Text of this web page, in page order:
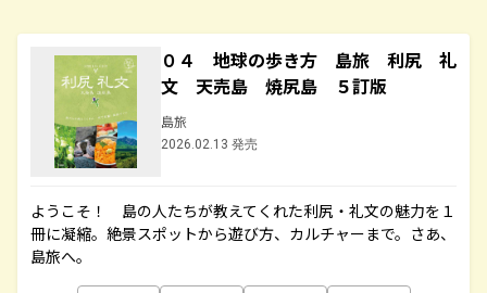
０４ 地球の歩き方 島旅 利尻 礼
文 天売島 焼尻島 ５訂版
島旅
2026.02.13 発売
ようこそ！ 島の人たちが教えてくれた利尻・礼文の魅力を１
冊に凝縮。絶景スポットから遊び方、カルチャーまで。さあ、
島旅へ。